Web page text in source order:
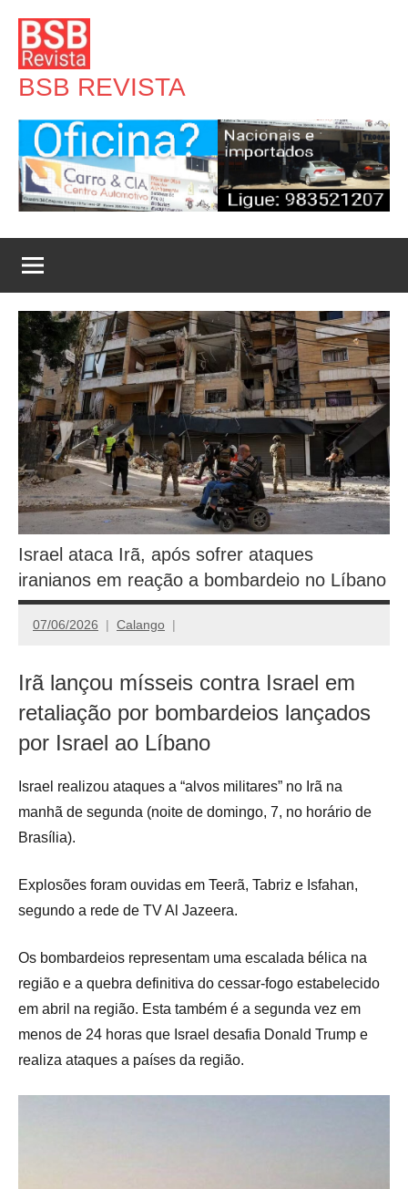
para
conteúdo
BSB REVISTA
Israel ataca Irã, após sofrer ataques
iranianos em reação a bombardeio no Líbano
07/06/2026 Calango
Irã lançou mísseis contra Israel em
retaliação por bombardeios lançados
por Israel ao Líbano
Israel realizou ataques a “alvos militares” no Irã na
manhã de segunda (noite de domingo, 7, no horário de
Brasília).
Explosões foram ouvidas em Teerã, Tabriz e Isfahan,
segundo a rede de TV Al Jazeera.
Os bombardeios representam uma escalada bélica na
região e a quebra definitiva do cessar-fogo estabelecido
em abril na região. Esta também é a segunda vez em
menos de 24 horas que Israel desafia Donald Trump e
realiza ataques a países da região.